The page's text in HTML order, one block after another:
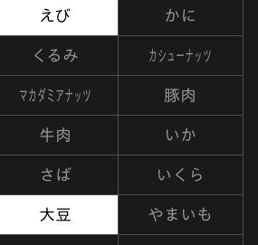
えび かに
くるみ カシューナッツ
マカダミアナッツ 豚肉
牛肉 いか
さば いくら
大豆 やまいも